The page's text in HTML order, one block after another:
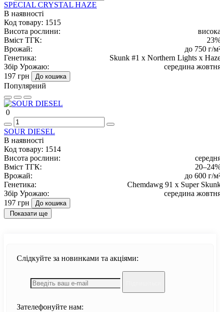
SPECIAL CRYSTAL HAZE
В наявності
Код товару: 1515
Висота рослини:
Вміст ТГК:
Врожай:
до 750 г/
Генетика:
Skunk #1 x Northern Lights x
Збір Урожаю:
середина
197 грн
До кошика
Популярний
0
SOUR DIESEL
В наявності
Код товару: 1514
Висота рослини:
Вміст ТГК:
Врожай:
до 600 г/
Генетика:
Chemdawg 91 x Super
Збір Урожаю:
середина
197 грн
До кошика
Показати ще
Слідкуйте за новинками та акціями:
Зателефонуйте нам: